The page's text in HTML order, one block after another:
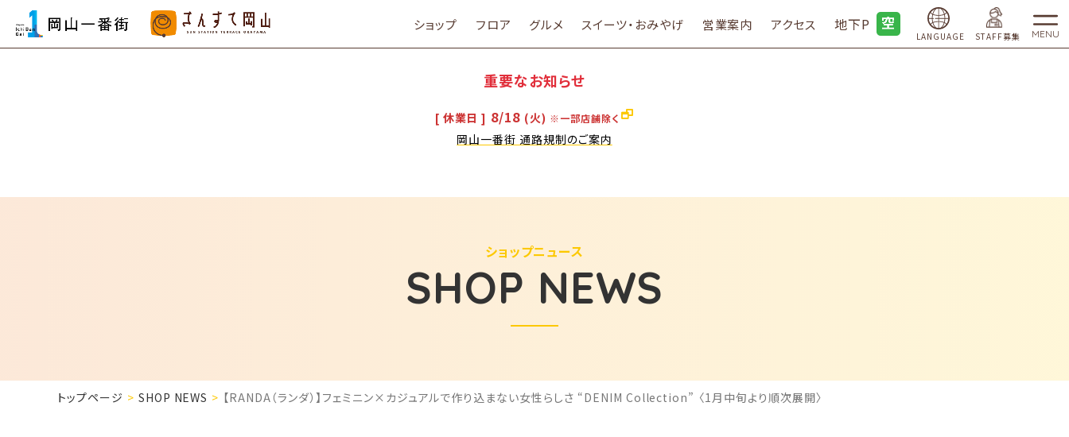
ショップ フロア グルメ スイーツ・おみやげ 営業案内 アクセス 地下P
LANGUAGE STAFF募集 MENU
重要なお知らせ
[ 休業日 ] 8/18 (火) ※一部店舗除く
岡山一番街 通路規制のご案内
SHOP NEWS
ショップニュース
トップページ SHOP NEWS 【RANDA（ランダ）】フェミニン×カジュアルで作り込まない女性らしさ “DENIM Collection” 〈1月中旬より順次展開〉